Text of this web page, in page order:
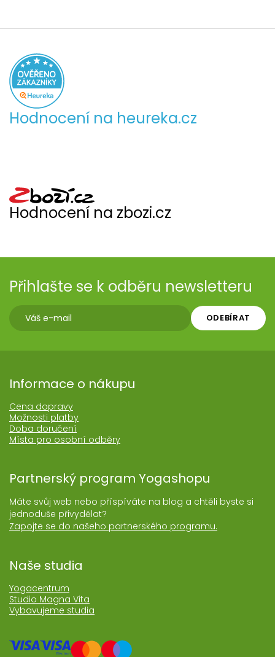
Hodnocení na heureka.cz
Hodnocení na zbozi.cz
Přihlašte se k odběru newsletteru
ODEBÍRAT
Informace o nákupu
Cena dopravy
Možnosti platby
Doba doručení
Místa pro osobní odběry
Partnerský program Yogashopu
Máte svůj web nebo příspíváte na blog a chtěli byste si
jednoduše přivydělat?
Zapojte se do našeho partnerského programu.
Naše studia
Yogacentrum
Studio Magna Vita
Vybavujeme studia